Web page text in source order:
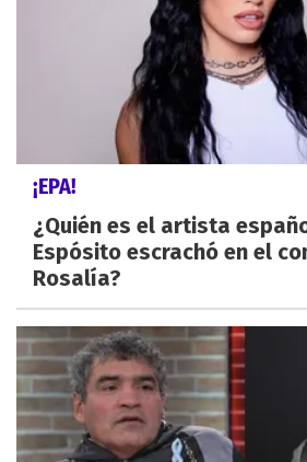
¡EPA!
¿Quién es el artista
Espósito escrachó en el
Rosalía?